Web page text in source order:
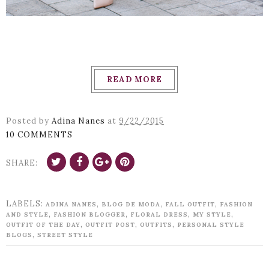
READ MORE
Posted by Adina Nanes at 9/22/2015
10 COMMENTS
SHARE:
LABELS: ADINA NANES , BLOG DE MODA, FALL OUTFIT, FASHION
AND STYLE , FASHION BLOGGER, FLORAL DRESS , MY STYLE ,
OUTFIT OF THE DAY, OUTFIT POST, OUTFITS , PERSONAL STYLE
BLOGS , STREET STYLE